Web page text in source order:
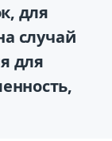
для
случай
для